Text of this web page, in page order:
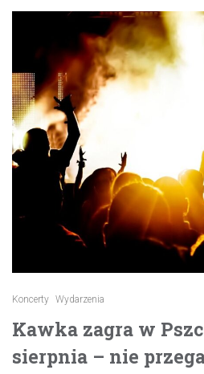
Koncerty Wydarzenia
Kawka zagra w
sierpnia – nie